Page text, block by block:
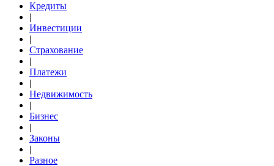
Кредиты
|
Инвестиции
|
Страхование
|
Платежи
|
Недвижимость
|
Бизнес
|
Законы
|
Разное